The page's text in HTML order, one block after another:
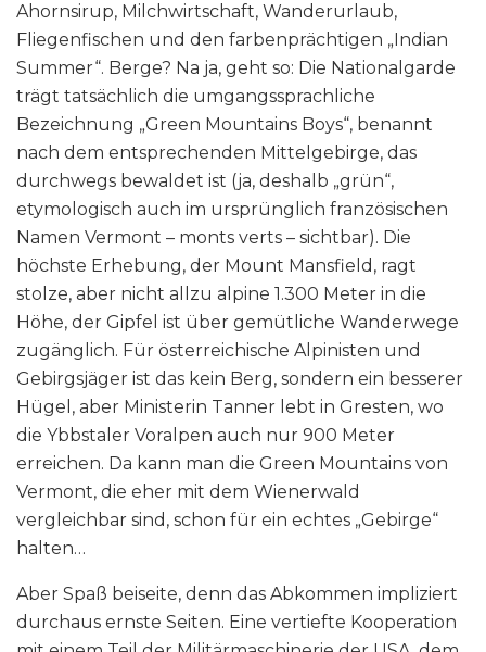
Ahornsirup, Milchwirtschaft, Wanderurlaub,
Fliegenfischen und den farbenprächtigen „Indian
Summer“. Berge? Na ja, geht so: Die Nationalgarde
trägt tatsächlich die umgangssprachliche
Bezeichnung „Green Mountains Boys“, benannt
nach dem entsprechenden Mittelgebirge, das
durchwegs bewaldet ist (ja, deshalb „grün“,
etymologisch auch im ursprünglich französischen
Namen Vermont – monts verts – sichtbar). Die
höchste Erhebung, der Mount Mansfield, ragt
stolze, aber nicht allzu alpine 1.300 Meter in die
Höhe, der Gipfel ist über gemütliche Wanderwege
zugänglich. Für österreichische Alpinisten und
Gebirgsjäger ist das kein Berg, sondern ein besserer
Hügel, aber Ministerin Tanner lebt in Gresten, wo
die Ybbstaler Voralpen auch nur 900 Meter
erreichen. Da kann man die Green Mountains von
Vermont, die eher mit dem Wienerwald
vergleichbar sind, schon für ein echtes „Gebirge“
halten…
Aber Spaß beiseite, denn das Abkommen impliziert
durchaus ernste Seiten. Eine vertiefte Kooperation